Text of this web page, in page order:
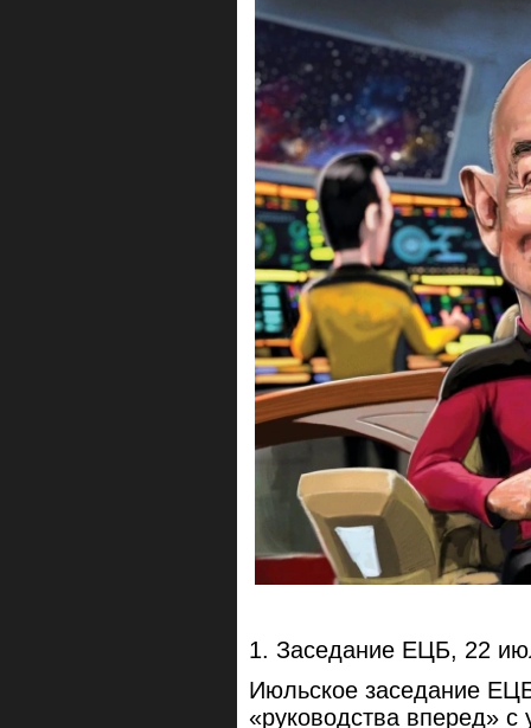
1. Заседание ЕЦБ, 22
Июльское заседание
«руководства вперед» с